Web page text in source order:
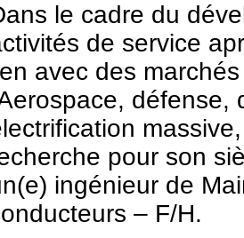
le cadre du
de service
avec des
défense,
pour son
ingénieur de
– F/H.